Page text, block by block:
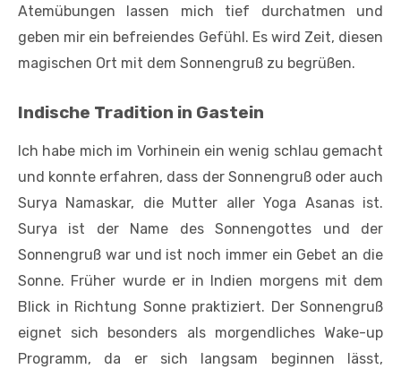
Atemübungen lassen mich tief durchatmen und
geben mir ein befreiendes Gefühl. Es wird Zeit, diesen
magischen Ort mit dem Sonnengruß zu begrüßen.
Indische Tradition in Gastein
Ich habe mich im Vorhinein ein wenig schlau gemacht
und konnte erfahren, dass der Sonnengruß oder auch
Surya Namaskar, die Mutter aller Yoga Asanas ist.
Surya ist der Name des Sonnengottes und der
Sonnengruß war und ist noch immer ein Gebet an die
Sonne. Früher wurde er in Indien morgens mit dem
Blick in Richtung Sonne praktiziert. Der Sonnengruß
eignet sich besonders als morgendliches Wake-up
Programm, da er sich langsam beginnen lässt,